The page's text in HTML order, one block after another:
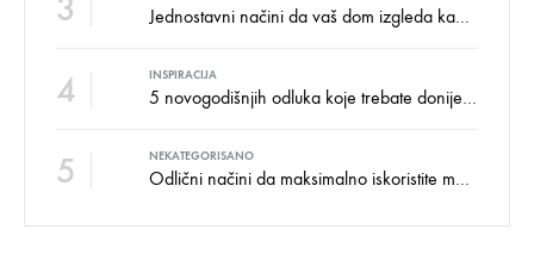
Jednostavni načini da vaš dom izgleda kao salon namještaja
4 INSPIRACIJA
5 novogodišnjih odluka koje trebate donijeti u vezi izgleda doma
5 NEKATEGORISANO
Odlični načini da maksimalno iskoristite male prostore